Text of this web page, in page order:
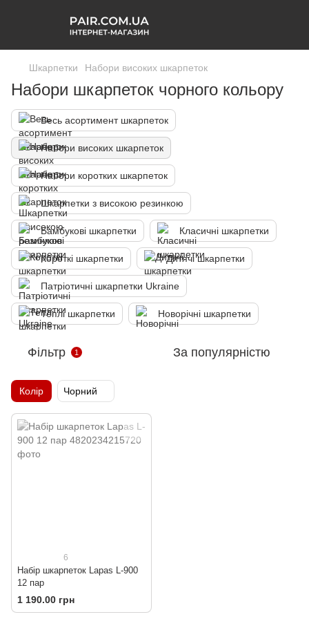
Шкарпетки Набори високих шкарпеток
Набори шкарпеток чорного кольору
Весь асортимент шкарпеток
Набори високих шкарпеток
Набори коротких шкарпеток
Шкарпетки з високою резинкою
Бамбукові шкарпетки Класичні шкарпетки
Короткі шкарпетки Дитячі шкарпетки
Патріотичні шкарпетки Ukraine
Теплі шкарпетки Новорічні шкарпетки
Фільтр 1 За популярністю
Колір Чорний
6
Набір шкарпеток Lapas L-900
12 пар
1 190.00 грн